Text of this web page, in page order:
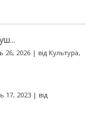
26, 2026| від Культура,
17, 2023| від